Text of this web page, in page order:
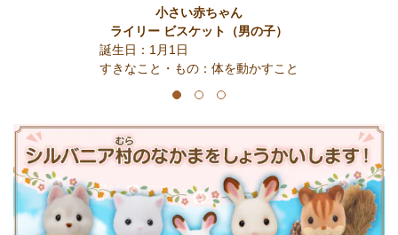
小さい赤ちゃん
ライリー ビスケット
（男の子）
誕生日：1月1日
すきなこと・もの：体を動かすこと